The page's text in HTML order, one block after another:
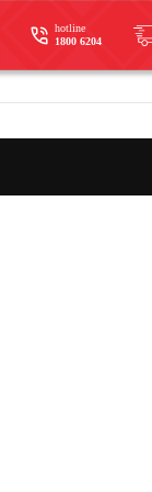
hotline
1800 6204